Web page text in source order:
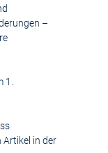
–
Artikel in der